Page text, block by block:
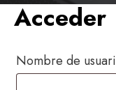
Acceder
Nombre de